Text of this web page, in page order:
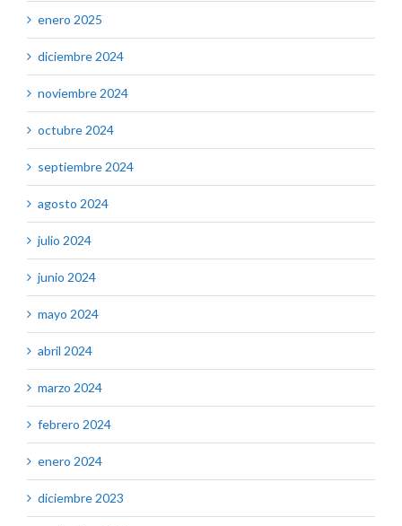
enero 2025
diciembre 2024
noviembre 2024
octubre 2024
septiembre 2024
agosto 2024
julio 2024
junio 2024
mayo 2024
abril 2024
marzo 2024
febrero 2024
enero 2024
diciembre 2023